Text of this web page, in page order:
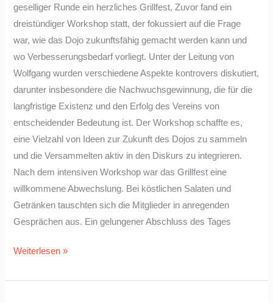
geselliger Runde ein herzliches Grillfest, Zuvor fand ein
dreistündiger Workshop statt, der fokussiert auf die Frage
war, wie das Dojo zukunftsfähig gemacht werden kann und
wo Verbesserungsbedarf vorliegt. Unter der Leitung von
Wolfgang wurden verschiedene Aspekte kontrovers diskutiert,
darunter insbesondere die Nachwuchsgewinnung, die für die
langfristige Existenz und den Erfolg des Vereins von
entscheidender Bedeutung ist. Der Workshop schaffte es,
eine Vielzahl von Ideen zur Zukunft des Dojos zu sammeln
und die Versammelten aktiv in den Diskurs zu integrieren.
Nach dem intensiven Workshop war das Grillfest eine
willkommene Abwechslung. Bei köstlichen Salaten und
Getränken tauschten sich die Mitglieder in anregenden
Gesprächen aus. Ein gelungener Abschluss des Tages
Weiterlesen »